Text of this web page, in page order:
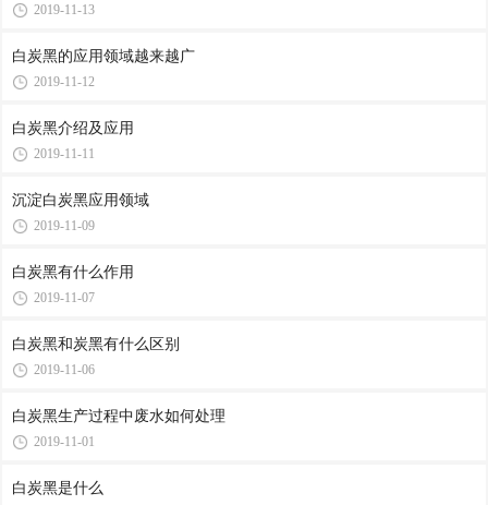
2019-11-13
白炭黑的应用领域越来越广
2019-11-12
白炭黑介绍及应用
2019-11-11
沉淀白炭黑应用领域
2019-11-09
白炭黑有什么作用
2019-11-07
白炭黑和炭黑有什么区别
2019-11-06
白炭黑生产过程中废水如何处理
2019-11-01
白炭黑是什么